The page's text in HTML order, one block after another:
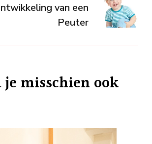
van een
Peuter
misschien ook